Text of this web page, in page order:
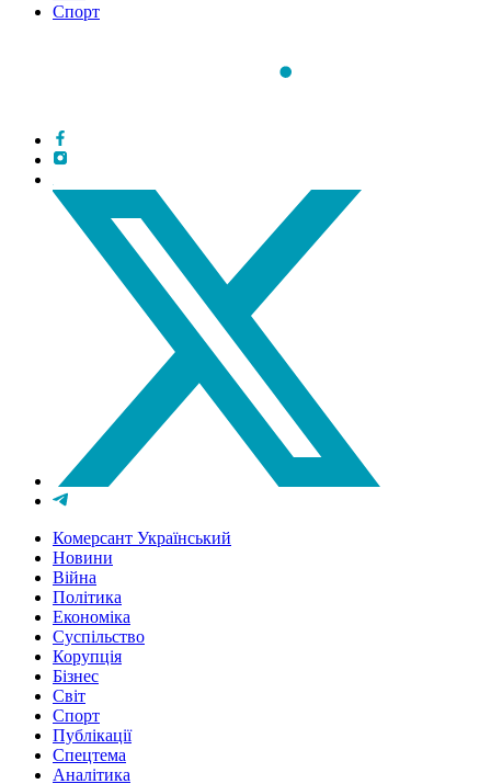
Спорт
Комерсант Український
Новини
Війна
Політика
Економіка
Суспільство
Корупція
Бізнес
Світ
Спорт
Публікації
Спецтема
Аналітика